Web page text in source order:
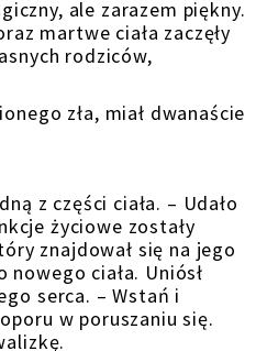
ale zarazem piękny.
martwe ciała zaczęły
rodziców,
zła, miał dwanaście
z części ciała. – Udało
życiowe zostały
znajdował się na jego
ciała. Uniósł
serca. – Wstań i
w poruszaniu się.